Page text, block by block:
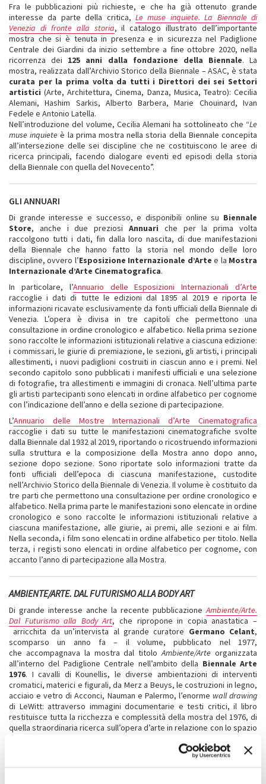
Fra le pubblicazioni più richieste, e che ha già ottenuto grande
interesse da parte della critica, Le muse inquiete. La Biennale di
Venezia di fronte alla storia, il catalogo illustrato dell’importante
mostra che si è tenuta in presenza e in sicurezza nel Padiglione
Centrale dei Giardini da inizio settembre a fine ottobre 2020, nella
ricorrenza dei 125 anni dalla fondazione della Biennale. La
mostra, realizzata dall’Archivio Storico della Biennale – ASAC, è stata
curata per la prima volta da tutti i Direttori dei sei Settori
artistici (Arte, Architettura, Cinema, Danza, Musica, Teatro): Cecilia
Alemani, Hashim Sarkis, Alberto Barbera, Marie Chouinard, Ivan
Fedele e Antonio Latella.
Nell’introduzione del volume, Cecilia Alemani ha sottolineato che “Le
muse inquiete è la prima mostra nella storia della Biennale concepita
all’intersezione delle sei discipline che ne costituiscono le aree di
ricerca principali, facendo dialogare eventi ed episodi della storia
della Biennale con quella del Novecento”.
GLI ANNUARI
Di grande interesse e successo, e disponibili online su Biennale
Store, anche i due preziosi Annuari che per la prima volta
raccolgono tutti i dati, fin dalla loro nascita, di due manifestazioni
della Biennale che hanno fatto la storia nel mondo delle loro
discipline, ovvero l’Esposizione Internazionale d’Artee la Mostra
Internazionale d’Arte Cinematografica.
In particolare, l’Annuario delle Esposizioni Internazionali d’Arte
raccoglie i dati di tutte le edizioni dal 1895 al 2019 e riporta le
informazioni ricavate esclusivamente da fonti ufficiali della Biennale di
Venezia. L’opera è divisa in tre capitoli che permettono una
consultazione in ordine cronologico e alfabetico. Nella prima sezione
sono raccolte le informazioni istituzionali relative a ciascuna edizione:
i commissari, le giurie di premiazione, le sezioni, gli artisti, i principali
allestimenti, i nuovi padiglioni costruiti in ciascun anno e i premi. Nel
secondo capitolo sono pubblicati i manifesti ufficiali e una selezione
di fotografie, tra allestimenti e immagini di cronaca. Nell’ultima parte
gli artisti partecipanti sono elencati in ordine alfabetico per cognome
con l’indicazione dell’anno e della sezione di partecipazione.
L’Annuario delle Mostre Internazionali d’Arte Cinematografica
raccoglie i dati su tutte le manifestazioni cinematografiche svolte
dalla Biennale dal 1932 al 2019, riportando o ricostruendo informazioni
sulla struttura e la composizione della Mostra anno dopo anno,
sezione dopo sezione. Sono riportate solo informazioni tratte da
fonti ufficiali dell’epoca di ciascuna manifestazione, custodite
nell’Archivio Storico della Biennale di Venezia. Il volume è costituito da
tre parti che permettono una consultazione per ordine cronologico e
alfabetico. Nella prima parte le manifestazioni sono elencate in ordine
cronologico e sono raccolte le informazioni istituzionali relative a
ciascuna manifestazione, alle giurie, ai premi, alle sezioni e ai film.
Nella seconda, i film sono elencati in ordine alfabetico per titolo. Nella
terza, i registi sono elencati in ordine alfabetico per cognome, con
accanto l’anno di partecipazione alla Mostra.
AMBIENTE/ARTE. DAL FUTURISMO ALLA BODY ART
Di grande interesse anche la recente pubblicazioneAmbiente/Arte.
Dal Futurismo alla Body Art, che ripropone in copia anastatica –
arricchita da un’intervista al grande curatore Germano Celant,
scomparso un anno fa – il volume, pubblicato nel 1977,
che accompagnava la mostra dal titoloAmbiente/Arte organizzata
all’interno del Padiglione Centrale nell’ambito della Biennale Arte
1976. I cavalli di Kounellis, le diverse ambientazioni di interventi
cromatici, materici e figurali, da Merz a Beuys, le costruzioni in legno,
acciaio e vetro di Acconci, Nauman e Palermo, l’enorme wall drawing
di LeWitt: attraverso immagini documentarie e testi critici, il libro
restituisce tutta la ricchezza e complessità della mostra del 1976, di
quella straordinaria ricerca sull’opera d’arte in relazione con lo spazio